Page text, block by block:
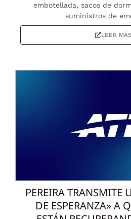
embotellada, sacos de
suministros de
LEER MÁS
PEREIRA TRANSMITE
DE ESPERANZA» A